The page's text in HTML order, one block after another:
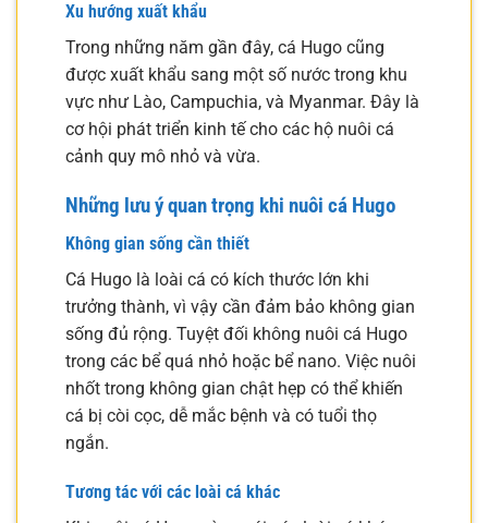
Xu hướng xuất khẩu
Trong những năm gần đây, cá Hugo cũng
được xuất khẩu sang một số nước trong khu
vực như Lào, Campuchia, và Myanmar. Đây là
cơ hội phát triển kinh tế cho các hộ nuôi cá
cảnh quy mô nhỏ và vừa.
Những lưu ý quan trọng khi nuôi cá Hugo
Không gian sống cần thiết
Cá Hugo là loài cá có kích thước lớn khi
trưởng thành, vì vậy cần đảm bảo không gian
sống đủ rộng. Tuyệt đối không nuôi cá Hugo
trong các bể quá nhỏ hoặc bể nano. Việc nuôi
nhốt trong không gian chật hẹp có thể khiến
cá bị còi cọc, dễ mắc bệnh và có tuổi thọ
ngắn.
Tương tác với các loài cá khác